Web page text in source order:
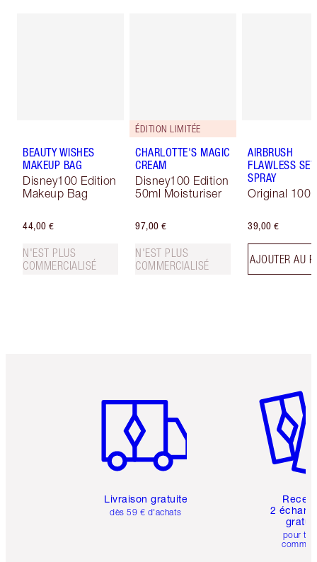
BEAUTY WISHES
MAKEUP BAG
Disney100 Edition
Makeup Bag
44,00 €
N'EST PLUS
COMMERCIALISÉ
ÉDITION LIMITÉE
CHARLOTTE'S MAGIC
CREAM
Disney100 Edition
50ml Moisturiser
97,00 €
N'EST PLUS
COMMERCIALISÉ
AIRBRUSH
FLAWLESS
SPRAY
Original 100
39,00 €
AJOUTER AU
Livraison gratuite
dès 59 € d'achats
2
pour